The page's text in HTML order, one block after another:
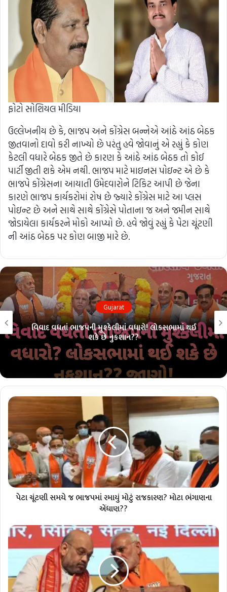
ફોટો સોશિયલ મીડિયા
ઉલ્લેખનીય છે કે, ભાજપ અને કોંગ્રેસ બન્નેએ આંઠે આંઠ બેઠક
જીતવાનો દાવો કરી નાખ્યો છે પરંતુ હવે જોવાનું એ રહ્યું કે કોણ
કેટલી વધારે બેઠક જીતે છે કારણ કે આંઠે આંઠ બેઠક તો કોઈ
પાર્ટી જીતી શકે એમ નથી. ભાજપ માટે માઇનસ પોઇન્ટ એ છે કે
ભાજપે કોંગ્રેસના આયાતી ઉમેદવારોને ટિકિટ આપી છે જેના
કારણે ભાજપ કાર્યકરોમાં રોષ છે જ્યારે કોંગ્રેસ માટે આ પ્લસ
પોઇન્ટ છે અને સાથે સાથે કોંગ્રેસે પોતાના જ અને જમીન સાથે
જોડાયેલા કાર્યકરને મોકો આપ્યો છે. હવે જોવું રહ્યું કે પેટા ચૂંટણી
ની આંઠ બેઠક પર કોણ બાજી મારે છે.
Gujarat
વિવાદ વધતાં ભાજપની મુશ્કેલીમાં વધારો! લોકસભામાં થઈ
શકે છે નુકશાન??
પેટા ચૂંટણી સમયે જ ભાજપમાં રમાયું મોટું રાજકારણ? મોટા ભંગાણના
એંધાણ??